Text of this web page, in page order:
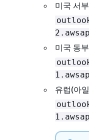
미국 서
미국 동
유럽(아